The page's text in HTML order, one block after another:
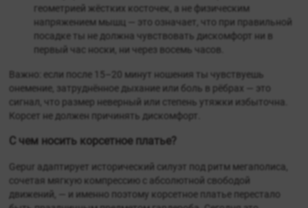
геометрией жёстких косточек, а не физическим
напряжением мышц — это означает, что при правильной
посадке ты не должна чувствовать дискомфорт ни в
первый час носки, ни через восемь часов.
Важно: если после 15–20 минут ношения ты чувствуешь
онемение, затруднённое дыхание или боль в рёбрах — это
сигнал, что размер неверный или степень утяжки избыточна.
Корсет не должен причинять дискомфорт.
С чем носить корсетное платье?
Gepur адаптирует исторический силуэт под ритм мегаполиса,
сочетая мягкую компрессию с абсолютной свободой
движений, — и именно поэтому корсетное платье перестало